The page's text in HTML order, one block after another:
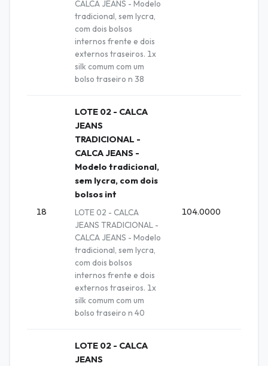
CALCA JEANS - Modelo
tradicional, sem lycra,
com dois bolsos
internos frente e dois
externos traseiros. 1x
silk comum com um
bolso traseiro n 38
18
LOTE 02 - CALCA
JEANS
TRADICIONAL -
CALCA JEANS -
Modelo tradicional,
sem lycra, com dois
bolsos int
LOTE 02 - CALCA
JEANS TRADICIONAL -
CALCA JEANS - Modelo
tradicional, sem lycra,
com dois bolsos
internos frente e dois
externos traseiros. 1x
silk comum com um
bolso traseiro n 40
104.0000
LOTE 02 - CALCA
JEANS